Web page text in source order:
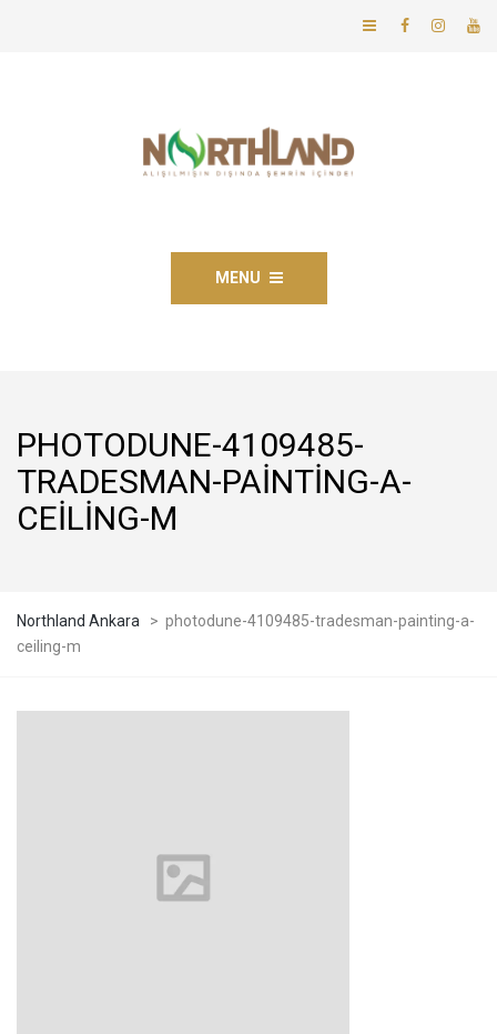
MENU
PHOTODUNE-4109485-
TRADESMAN-PAINTING-A-
CEILING-M
Northland Ankara > photodune-4109485-tradesman-painting-a-
ceiling-m